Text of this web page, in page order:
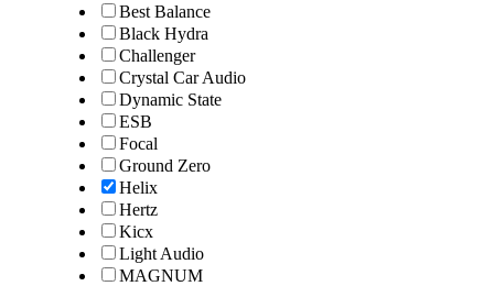
Best Balance
Black Hydra
Challenger
Crystal Car Audio
Dynamic State
ESB
Focal
Ground Zero
Helix
Hertz
Kicx
Light Audio
MAGNUM